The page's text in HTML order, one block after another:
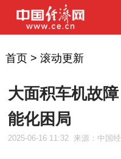
首页> 滚动更新
大面积车机故
能化困局
2025-06-16 11:32 来源：中国